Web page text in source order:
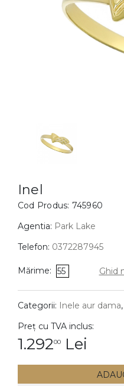
BIJUTERII COPII
Cercei
Bratari
Coliere
Lanturi
Pandantive
DIAMANTE
Cercei
Inel
Cod Produs: 745960
Agentia: Park Lake
Telefon: 0372287945
Mărime: 55 Ghid
Categorii: Inele aur dama,
Preț cu TVA inclus:
1.29200 Lei